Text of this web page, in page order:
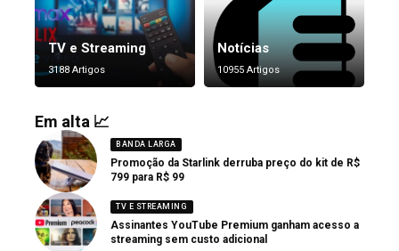
TV e Streaming
3188 Artigos
Notícias
10955 Artigos
Em alta 📈
BANDA LARGA
Promoção da Starlink derruba preço do kit de R$
799 para R$ 99
TV E STREAMING
Assinantes YouTube Premium ganham acesso a
streaming sem custo adicional